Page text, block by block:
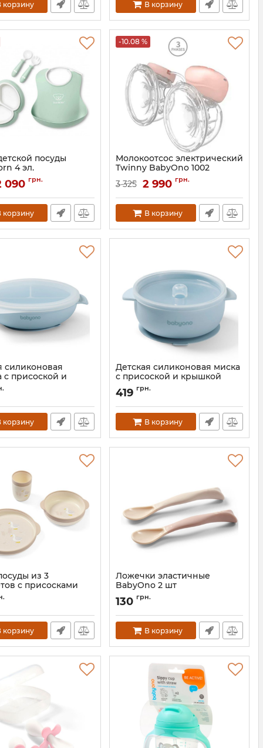
корзину В корзину
посуды
4 эл.
090 грн.
корзину
-10.08 %
Молокоотсос электрический
Twinny BabyOno 1002
Артикул:5901435414460
3 325 2 990 грн.
В корзину
силиконовая
с присоской и
BabyOno
корзину
Детская силиконовая миска
с присоской и крышкой
BabyOno
Артикул:
419 грн.
В корзину
из 3
с присосками
Babyono 1565
корзину
Ложечки эластичные
BabyOno 2 шт
Артикул:1066/06
130 грн.
В корзину